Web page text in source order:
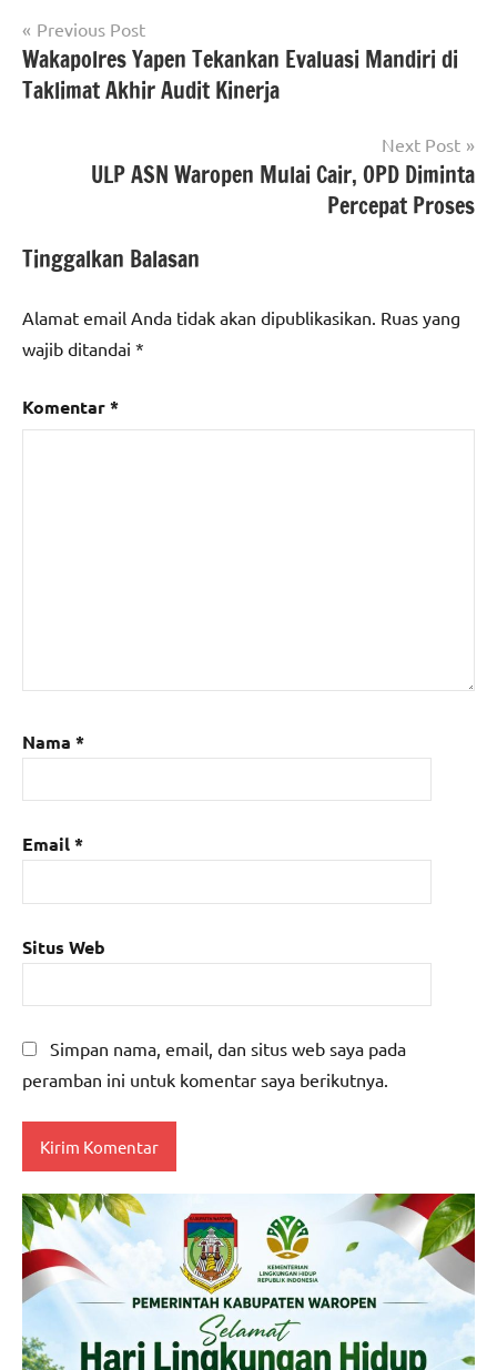
Navigasi
pos
Previous Post
Wakapolres Yapen Tekankan Evaluasi Mandiri di
Taklimat Akhir Audit Kinerja
Next Post
ULP ASN Waropen Mulai Cair, OPD Diminta
Percepat Proses
Tinggalkan Balasan
Alamat email Anda tidak akan dipublikasikan. Ruas yang
wajib ditandai *
Komentar*
Nama *
Email*
Situs Web
Simpan nama, email, dan situs web saya pada
peramban ini untuk komentar saya berikutnya.